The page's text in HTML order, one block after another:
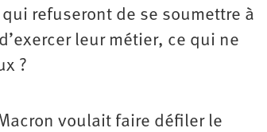
refuseront de se soumettre à
leur métier, ce qui ne
?
voulait faire défiler le